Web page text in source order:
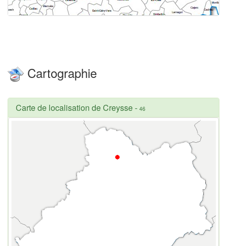
Cartographie
Carte de localisation de Creysse- 46